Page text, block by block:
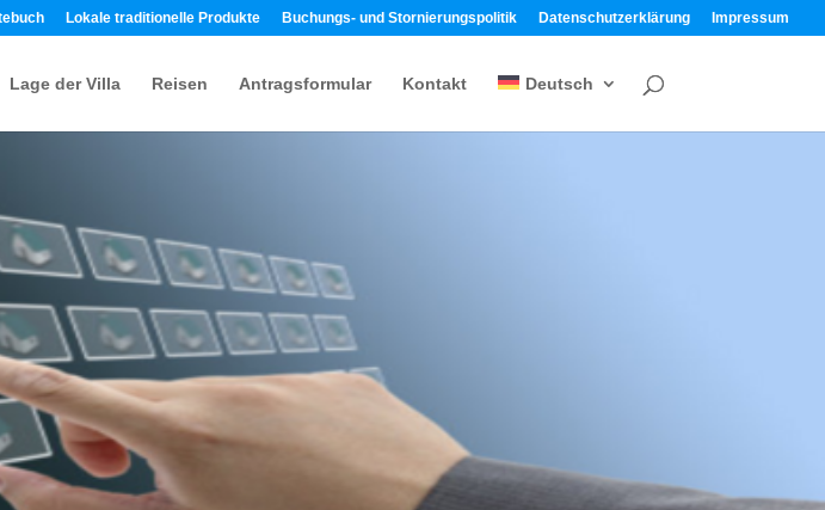
Lokale traditionelle Produkte Buchungs- und Stornierungspolitik Datenschutzerklärung Impressum
Lage der Villa Reisen Antragsformular Kontakt Deutsch